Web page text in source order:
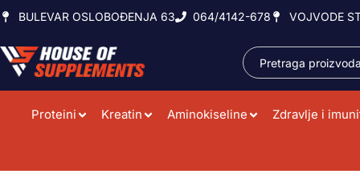
BULEVAR OSLOBOĐENJA 63 064/4142-678 VOJVODE
Proteini Kreatin Aminokiseline Zdravlje i